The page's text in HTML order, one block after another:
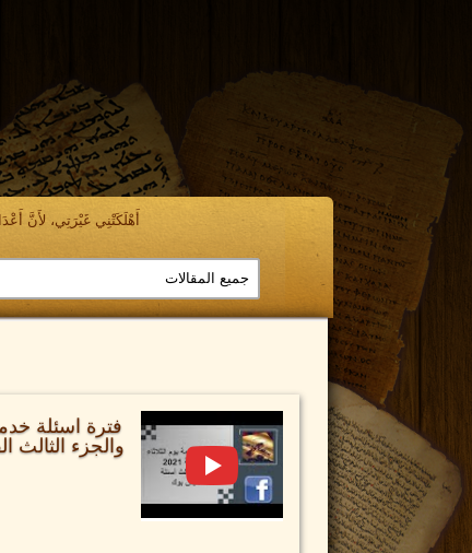
أَهْلَكَتْنِي غَيْرَتِي، لأَنَّ
والجزء الثالث